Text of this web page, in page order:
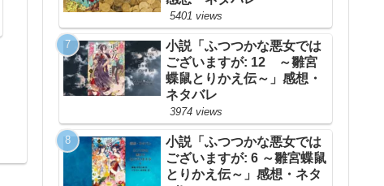
5401 views
小説「ふつつかな悪女では
ございますが: 12 ～雛宮
蝶鼠とりかえ伝～」感想・
ネタバレ
3974 views
小説「ふつつかな悪女では
ございますが: 6 ～雛宮蝶鼠
とりかえ伝～」感想・ネタ